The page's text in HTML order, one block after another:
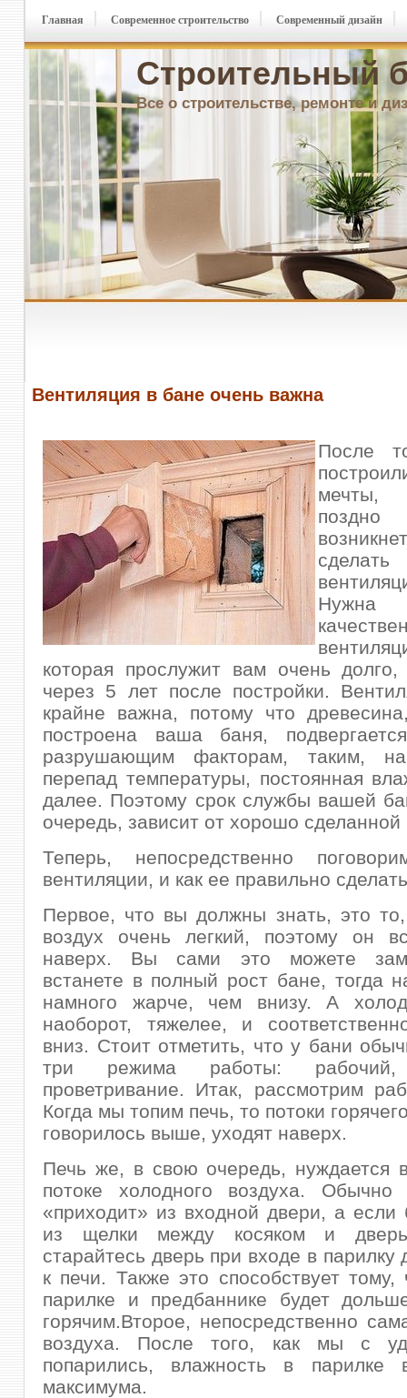
Строительный
Все о строительстве, ремонте и
Главная Современное строительство Современный дизайн
Вентиляция в бане очень важна
После
Нужна
которая прослужит вам очень
через 5 лет после постройки.
крайне важна, потому что
построена ваша баня,
разрушающим факторам, таким,
перепад температуры, постоянная
далее. Поэтому срок службы вашей
очередь, зависит от хорошо сделанной
Теперь, непосредственно
вентиляции, и как ее правильно
Первое, что вы должны знать, это то,
воздух очень легкий, поэтому он
наверх. Вы сами это можете
встанете в полный рост бане, тогда
намного жарче, чем внизу. А
наоборот, тяжелее, и
вниз. Стоит отметить, что у бани
три режима работы: рабочий,
проветривание. Итак, рассмотрим
Когда мы топим печь, то потоки
говорилось выше, уходят наверх.
Печь же, в свою очередь, нуждается
потоке холодного воздуха. Обычно
«приходит» из входной двери, а если
из щелки между косяком и
старайтесь дверь при входе в парилку
к печи. Также это способствует тому,
парилке и предбаннике будет
горячим.Второе, непосредственно
воздуха. После того, как мы с
попарились, влажность в парилке
максимума.